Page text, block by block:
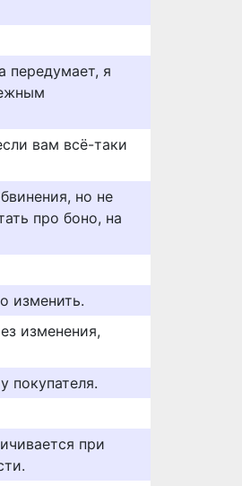
передумает, я
вам всё-таки
но не
про боно, на
изменить.
изменения,
покупателя.
при